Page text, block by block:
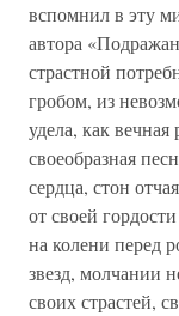
вспомнил в эту
автора
страстной
гробом, из
удела, как
своеобразная
сердца, стон
от своей
на колени перед
звезд, молчании
своих